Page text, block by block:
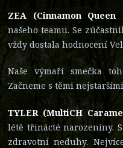
ZEA (Cinnamon
našeho teamu. Se
vždy dostala hodnocení
Naše výmaří smečka
Začneme s těmi
TYLER (MultiCH
létě třinácté narozeniny.
zdravotní neduhy.